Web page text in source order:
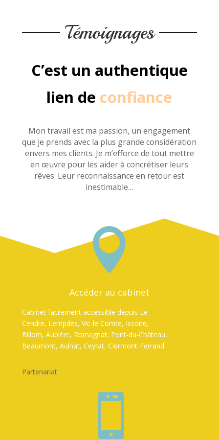
Témoignages
C’est un authentique
lien de confiance
Mon travail est ma passion, un engagement
que je prends avec la plus grande considération
envers mes clients. Je m’efforce de tout mettre
en œuvre pour les aider à concrétiser leurs
rêves. Leur reconnaissance en retour est
inestimable…

Accéder au cabinet
Cabinet facilement accessible depuis Le
Cendre, Lempdes, Vic-le Comte, Issoire,
Billom, Aubière, Romagnat, Pont-du-Château,
Beaumont, Aulnat, Ceyrat, Clermont-Ferrand.
Partenariat
